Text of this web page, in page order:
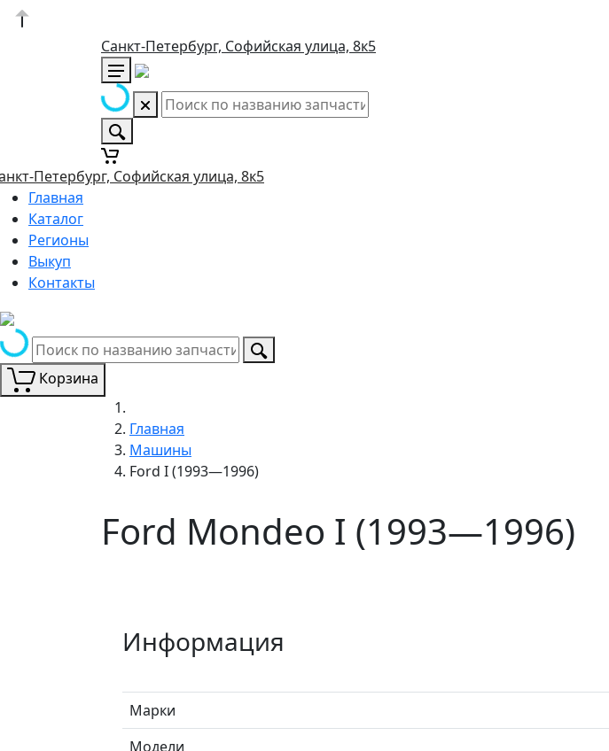
Санкт-Петербург, Софийская улица, 8к5
Петербург, Софийская улица, 8к5
Главная
Каталог
Регионы
Выкуп
Контакты
Корзина
Главная
Машины
Ford I (1993—1996)
Ford Mondeo I (1993—1996)
Информация
Марки
Модели